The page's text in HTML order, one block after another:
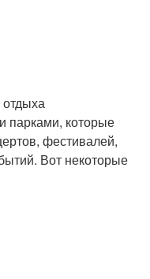
парками, которые
фестивалей,
Вот некоторые